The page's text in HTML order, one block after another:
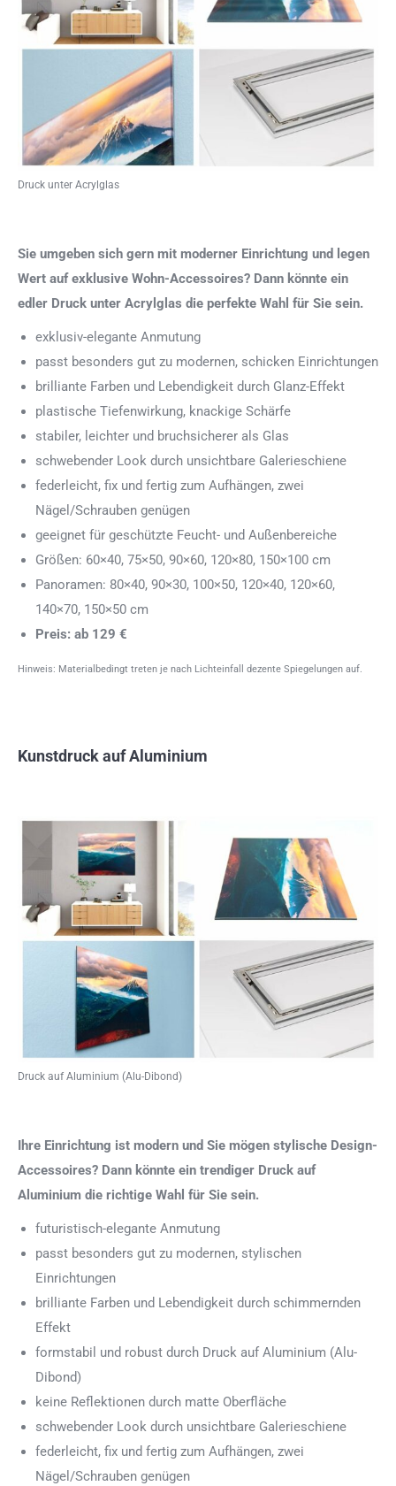
Druck unter Acrylglas
Sie umgeben sich gern mit moderner Einrichtung und legen
Wert auf exklusive Wohn-Accessoires? Dann könnte ein
edler Druck unter Acrylglas die perfekte Wahl für Sie sein.
exklusiv-elegante Anmutung
passt besonders gut zu modernen, schicken Einrichtungen
brilliante Farben und Lebendigkeit durch Glanz-Effekt
plastische Tiefenwirkung, knackige Schärfe
stabiler, leichter und bruchsicherer als Glas
schwebender Look durch unsichtbare Galerieschiene
federleicht, fix und fertig zum Aufhängen, zwei
Nägel/Schrauben genügen
geeignet für geschützte Feucht- und Außenbereiche
Größen: 60×40, 75×50, 90×60, 120×80, 150×100 cm
Panoramen: 80×40, 90×30, 100×50, 120×40, 120×60,
140×70, 150×50 cm
Preis: ab 129 €
Hinweis: Materialbedingt treten je nach Lichteinfall dezente Spiegelungen auf.
Kunstdruck auf Aluminium
Druck auf Aluminium (Alu-Dibond)
Ihre Einrichtung ist modern und Sie mögen stylische Design-
Accessoires? Dann könnte ein trendiger Druck auf
Aluminium die richtige Wahl für Sie sein.
futuristisch-elegante Anmutung
passt besonders gut zu modernen, stylischen
Einrichtungen
brilliante Farben und Lebendigkeit durch schimmernden
Effekt
formstabil und robust durch Druck auf Aluminium (Alu-
Dibond)
keine Reflektionen durch matte Oberfläche
schwebender Look durch unsichtbare Galerieschiene
federleicht, fix und fertig zum Aufhängen, zwei
Nägel/Schrauben genügen